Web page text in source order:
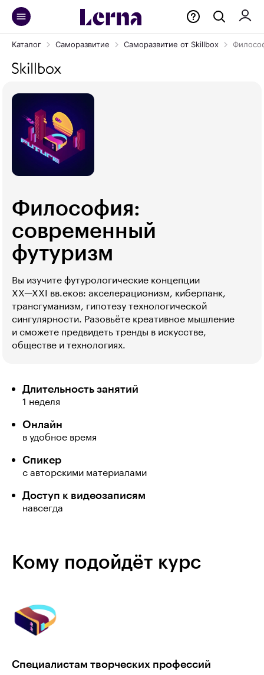
Каталог Саморазвитие Саморазвитие от Skillbox
Философия:
современный
футуризм
Вы изучите футурологические концепции
XX—XXI вв.еков: акселерационизм, киберпанк,
трансгуманизм, гипотезу технологической
сингулярности. Разовьёте креативное мышление
и сможете предвидеть тренды в искусстве,
обществе и технологиях.
Длительность занятий
1 неделя
Онлайн
в удобное время
Спикер
с авторскими материалами
Доступ к видеозаписям
навсегда
Кому подойдёт курс
Специалистам творческих профессий